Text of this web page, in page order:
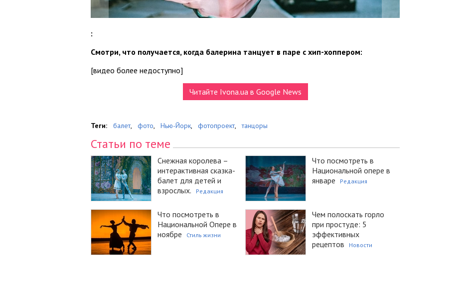
:
Смотри, что получается, когда балерина танцует в паре с хип-хоппером:
[видео более недоступно]
Читайте Ivona.ua в Google News
Теги: балет, фото, Нью-Йорк, фотопроект, танцоры
Статьи по теме
Снежная королева –
интерактивная сказка-
балет для детей и
взрослых.
Редакция
Что посмотреть в
Национальной опере в
январе
Редакция
Что посмотреть в
Национальной Опере в
ноябре
Стиль жизни
Чем полоскать горло
при простуде: 5
эффективных
рецептов
Новости